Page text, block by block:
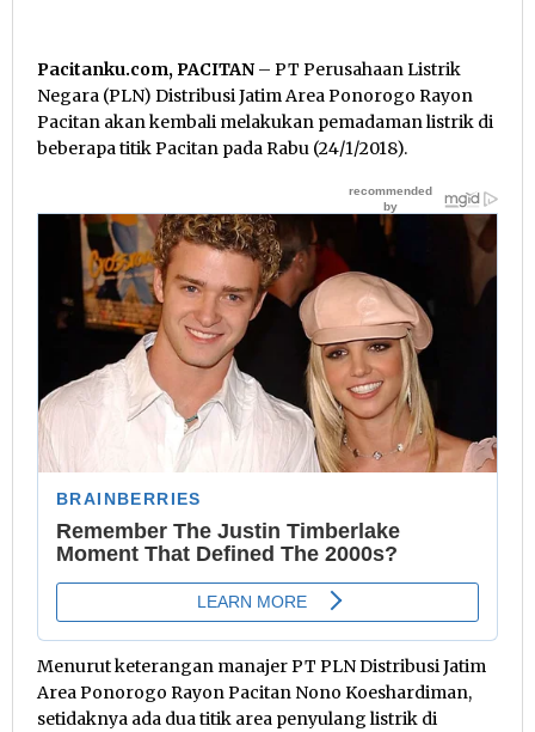
Pacitanku.com, PACITAN – PT Perusahaan Listrik
Negara (PLN) Distribusi Jatim Area Ponorogo Rayon
Pacitan akan kembali melakukan pemadaman listrik di
beberapa titik Pacitan pada Rabu (24/1/2018).
Menurut keterangan manajer PT PLN Distribusi Jatim
Area Ponorogo Rayon Pacitan Nono Koeshardiman,
setidaknya ada dua titik area penyulang listrik di